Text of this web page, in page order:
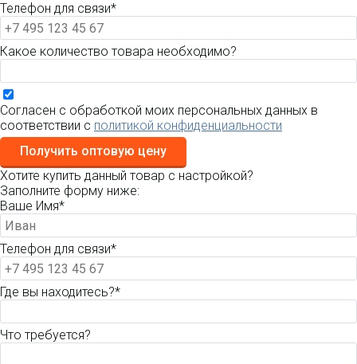
Телефон для связи*
Какое количество товара необходимо?
Согласен с обработкой моих персональных данных в
соответствии с политикой конфиденциальности
Получить оптовую цену
Хотите купить данный товар с настройкой?
Заполните форму ниже:
Ваше Имя*
Телефон для связи*
Где вы находитесь?*
Что требуется?